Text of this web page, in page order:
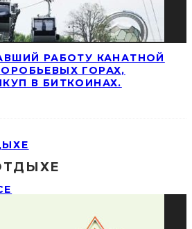
РАБОТУ КАНАТНОЙ
ГОРАХ,
В БИТКОИНАХ.